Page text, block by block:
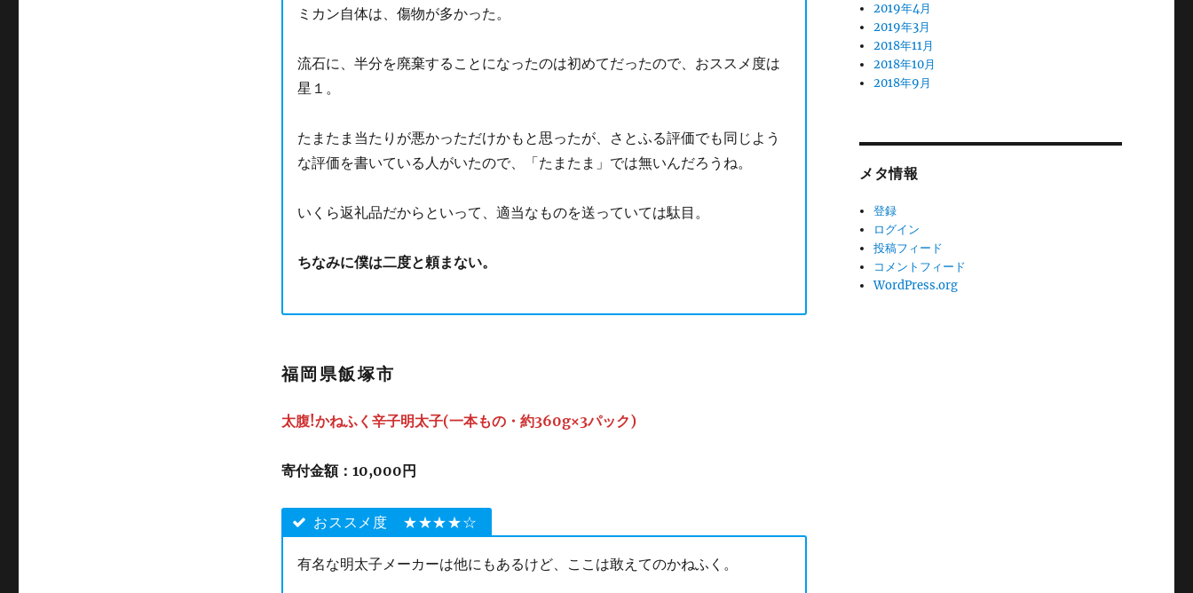
ミカン自体は、傷物が多かった。
流石に、半分を廃棄することになったのは初めてだったので、おススメ度は
星１。
たまたま当たりが悪かっただけかもと思ったが、さとふる評価でも同じよう
な評価を書いている人がいたので、「たまたま」では無いんだろうね。
いくら返礼品だからといって、適当なものを送っていては駄目。
ちなみに僕は二度と頼まない。
福岡県飯塚市
太腹!かねふく辛子明太子(一本もの・約360g×3パック)
寄付金額： 10,000円
おススメ度 ★★★★☆
有名な明太子メーカーは他にもあるけど、ここは敢えてのかねふく。
2019年4月
2019年3月
2018年11月
2018年10月
2018年9月
メタ情報
登録
ログイン
投稿フィード
コメントフィード
WordPress.org